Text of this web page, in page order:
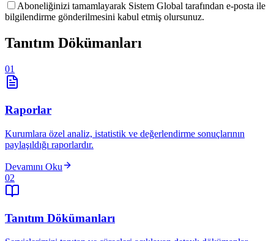
Aboneliğinizi tamamlayarak Sistem Global tarafından e-posta ile
bilgilendirme gönderilmesini kabul etmiş olursunuz.
Tanıtım Dökümanları
01
Raporlar
Kurumlara özel analiz, istatistik ve değerlendirme sonuçlarının
paylaşıldığı raporlardır.
Devamını Oku
02
Tanıtım Dökümanları